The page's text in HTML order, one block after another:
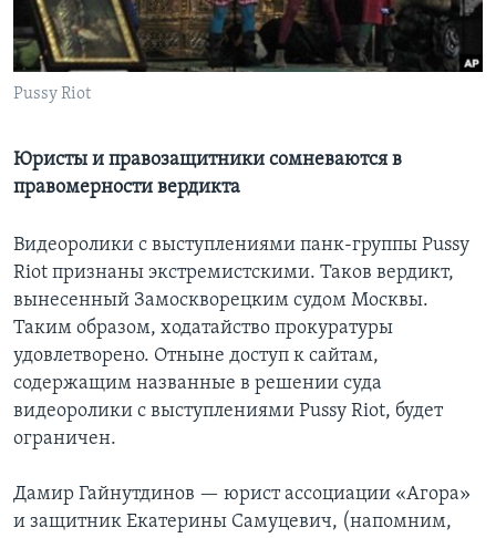
Learning English
СОЦИАЛЬНЫЕ СЕТИ
Языки
Pussy Riot
Юристы и правозащитники сомневаются в
правомерности вердикта
Видеоролики с выступлениями панк-группы Pussy
Riot признаны экстремистскими. Таков вердикт,
вынесенный Замоскворецким судом Москвы.
Таким образом, ходатайство прокуратуры
удовлетворено. Отныне доступ к сайтам,
содержащим названные в решении суда
видеоролики с выступлениями Pussy Riot, будет
ограничен.
Дамир Гайнутдинов — юрист ассоциации «Агора»
и защитник Екатерины Самуцевич, (напомним,